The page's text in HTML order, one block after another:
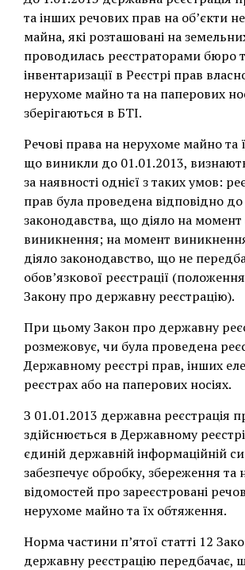
та інших речових прав на об’єкти
майна, які розташовані на
проводилась реєстраторами бюро
інвентаризації в Реєстрі прав
нерухоме майно та на паперових
зберігаються в БТІ.
Речові права на нерухоме майно та
що виникли до 01.01.2013,
за наявності однієї з таких умов:
прав була проведена відповідно до
законодавства, що діяло на момент
виникнення; на момент
діяло законодавство, що не
обов’язкової реєстрації (положення
Закону про державну реєстрацію).
При цьому Закон про державну
розмежовує, чи була проведена
Державному реєстрі прав, інших
реєстрах або на паперових носіях.
З 01.01.2013 державна реєстрація
здійснюється в Державному
єдиній державній інформаційній
забезпечує обробку, збереження та
відомостей про зареєстровані
нерухоме майно та їх обтяження.
Норма частини п’ятої статті 12
державну реєстрацію передбачає,